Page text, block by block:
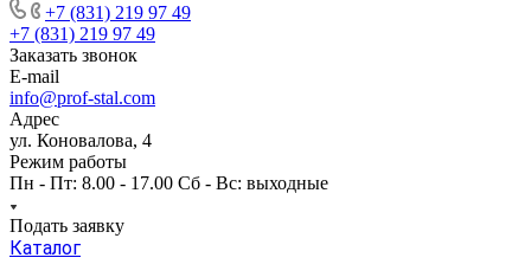
+7 (831) 219 97 49
+7 (831) 219 97 49
Заказать звонок
E-mail
info@prof-stal.com
Адрес
ул. Коновалова, 4
Режим работы
Пн - Пт: 8.00 - 17.00 Сб - Вс: выходные
Подать заявку
Каталог